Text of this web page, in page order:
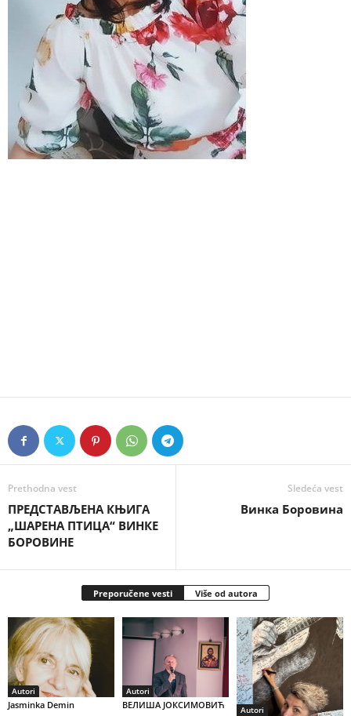
Prethodna vest
ПРЕДСТАВЉЕНА КЊИГА
„ШАРЕНА ПТИЦА“ ВИНКЕ
БОРОВИНЕ
Sledeća vest
Винка Боровина
Preporučene vesti Više od autora
Autori
Jasminka Demin
Autori
ВЕЛИША ЈОКСИМОВИЋ Autori